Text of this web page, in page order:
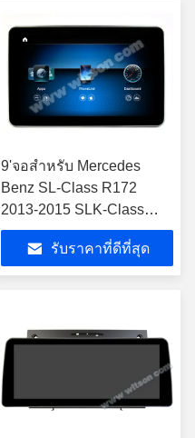
9'จอสําหรับ Mercedes
Benz SL-Class R172
2013-2015 SLK-Class
R172 2011-2015 NTG4.5
เครื่องเล่นมัลติมีเดีย
รับราคาที่ดีที่สุด